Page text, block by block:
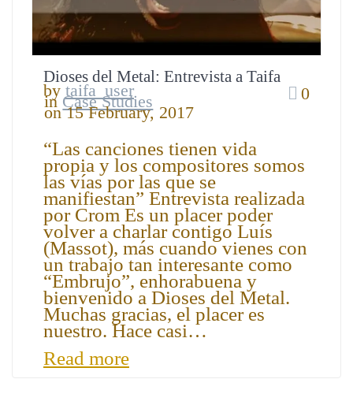
Dioses del Metal: Entrevista a Taifa
by taifa_user
in Case Studies
on 15 February, 2017
0
“Las canciones tienen vida
propia y los compositores somos
las vías por las que se
manifiestan” Entrevista realizada
por Crom Es un placer poder
volver a charlar contigo Luís
(Massot), más cuando vienes con
un trabajo tan interesante como
“Embrujo”, enhorabuena y
bienvenido a Dioses del Metal.
Muchas gracias, el placer es
nuestro. Hace casi…
Read more